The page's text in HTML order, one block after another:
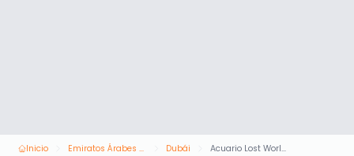
Inicio Emiratos Árabes Unidos Dubái Acuario Lost World Dubái